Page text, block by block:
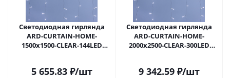
Светодиодная гирлянда
ARD-CURTAIN-HOME-
1500x1500-CLEAR-144LED
#REGION_NAME_DECLINE_PP#
5 655.83₽/шт
Светодиодная гирлянда
ARD-CURTAIN-HOME-
2000x2500-CLEAR-300LED
#REGION_NAME_DECLINE_PP#
9 342.59₽/шт